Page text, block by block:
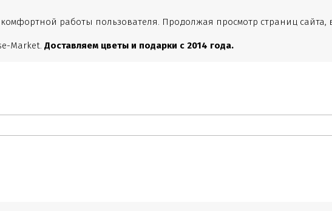
работы пользователя. Продолжая просмотр страниц
Market. Доставляем цветы и подарки с 2014 года.